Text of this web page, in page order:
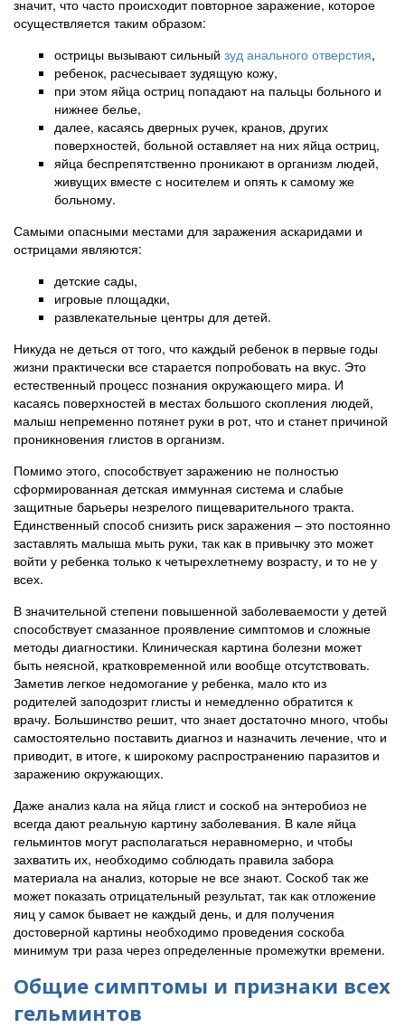
значит, что часто происходит повторное заражение, которое
осуществляется таким образом:
острицы вызывают сильный зуд анального отверстия,
ребенок, расчесывает зудящую кожу,
при этом яйца остриц попадают на пальцы больного и
нижнее белье,
далее, касаясь дверных ручек, кранов, других
поверхностей, больной оставляет на них яйца остриц,
яйца беспрепятственно проникают в организм людей,
живущих вместе с носителем и опять к самому же
больному.
Самыми опасными местами для заражения аскаридами и
острицами являются:
детские сады,
игровые площадки,
развлекательные центры для детей.
Никуда не деться от того, что каждый ребенок в первые годы
жизни практически все старается попробовать на вкус. Это
естественный процесс познания окружающего мира. И
касаясь поверхностей в местах большого скопления людей,
малыш непременно потянет руки в рот, что и станет причиной
проникновения глистов в организм.
Помимо этого, способствует заражению не полностью
сформированная детская иммунная система и слабые
защитные барьеры незрелого пищеварительного тракта.
Единственный способ снизить риск заражения – это постоянно
заставлять малыша мыть руки, так как в привычку это может
войти у ребенка только к четырехлетнему возрасту, и то не у
всех.
В значительной степени повышенной заболеваемости у детей
способствует смазанное проявление симптомов и сложные
методы диагностики. Клиническая картина болезни может
быть неясной, кратковременной или вообще отсутствовать.
Заметив легкое недомогание у ребенка, мало кто из
родителей заподозрит глисты и немедленно обратится к
врачу. Большинство решит, что знает достаточно много, чтобы
самостоятельно поставить диагноз и назначить лечение, что и
приводит, в итоге, к широкому распространению паразитов и
заражению окружающих.
Даже анализ кала на яйца глист и соскоб на энтеробиоз не
всегда дают реальную картину заболевания. В кале яйца
гельминтов могут располагаться неравномерно, и чтобы
захватить их, необходимо соблюдать правила забора
материала на анализ, которые не все знают. Соскоб так же
может показать отрицательный результат, так как отложение
яиц у самок бывает не каждый день, и для получения
достоверной картины необходимо проведения соскоба
минимум три раза через определенные промежутки времени.
Общие симптомы и признаки всех
гельминтов